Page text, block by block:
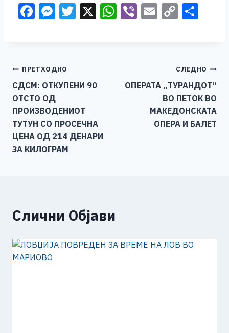
F
b
o
o
k
M
n
g
er
T X W
A
p
Vi E C
Li
n
k
Навигација
на
напис
ПРЕТХОДНО
СДСМ: ОТКУПЕНИ 90
ОТСТО ОД
ПРОИЗВОДЕНИОТ
ТУТУН СО ПРОСЕЧНА
ЦЕНА ОД 214 ДЕНАРИ
ЗА КИЛОГРАМ
СЛЕДНО
ОПЕРАТА „ТУРАНДОТ“
ВО ПЕТОК ВО
МАКЕДОНСКАТА
ОПЕРА И БАЛЕТ
Слични Објави